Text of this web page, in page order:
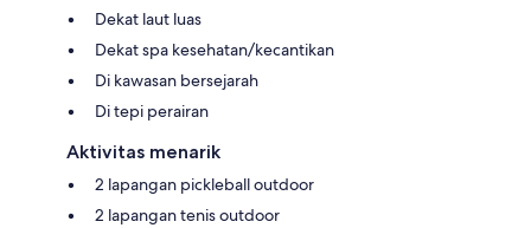
Dekat laut luas
Dekat spa kesehatan/kecantikan
Di kawasan bersejarah
Di tepi perairan
Aktivitas menarik
2 lapangan pickleball outdoor
2 lapangan tenis outdoor